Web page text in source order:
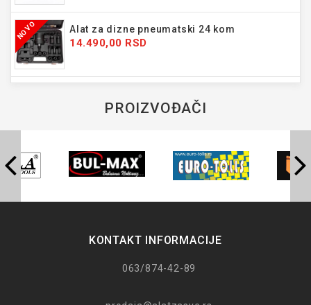
NOVO Alat za dizne pneumatski 24 kom
14.490,00 RSD
PROIZVOĐAČI
KONTAKT INFORMACIJE
063/874-42-89